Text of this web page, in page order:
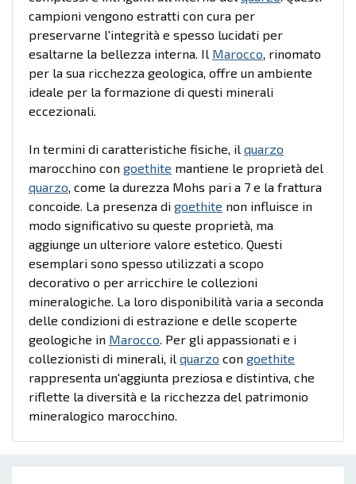
campioni vengono estratti con cura per
preservarne l'integrità e spesso lucidati per
esaltarne la bellezza interna. Il Marocco, rinomato
per la sua ricchezza geologica, offre un ambiente
ideale per la formazione di questi minerali
eccezionali.
In termini di caratteristiche fisiche, il quarzo
marocchino con goethite mantiene le proprietà del
quarzo, come la durezza Mohs pari a 7 e la frattura
concoide. La presenza di goethite non influisce in
modo significativo su queste proprietà, ma
aggiunge un ulteriore valore estetico. Questi
esemplari sono spesso utilizzati a scopo
decorativo o per arricchire le collezioni
mineralogiche. La loro disponibilità varia a seconda
delle condizioni di estrazione e delle scoperte
geologiche in Marocco. Per gli appassionati e i
collezionisti di minerali, il quarzo con goethite
rappresenta un'aggiunta preziosa e distintiva, che
riflette la diversità e la ricchezza del patrimonio
mineralogico marocchino.